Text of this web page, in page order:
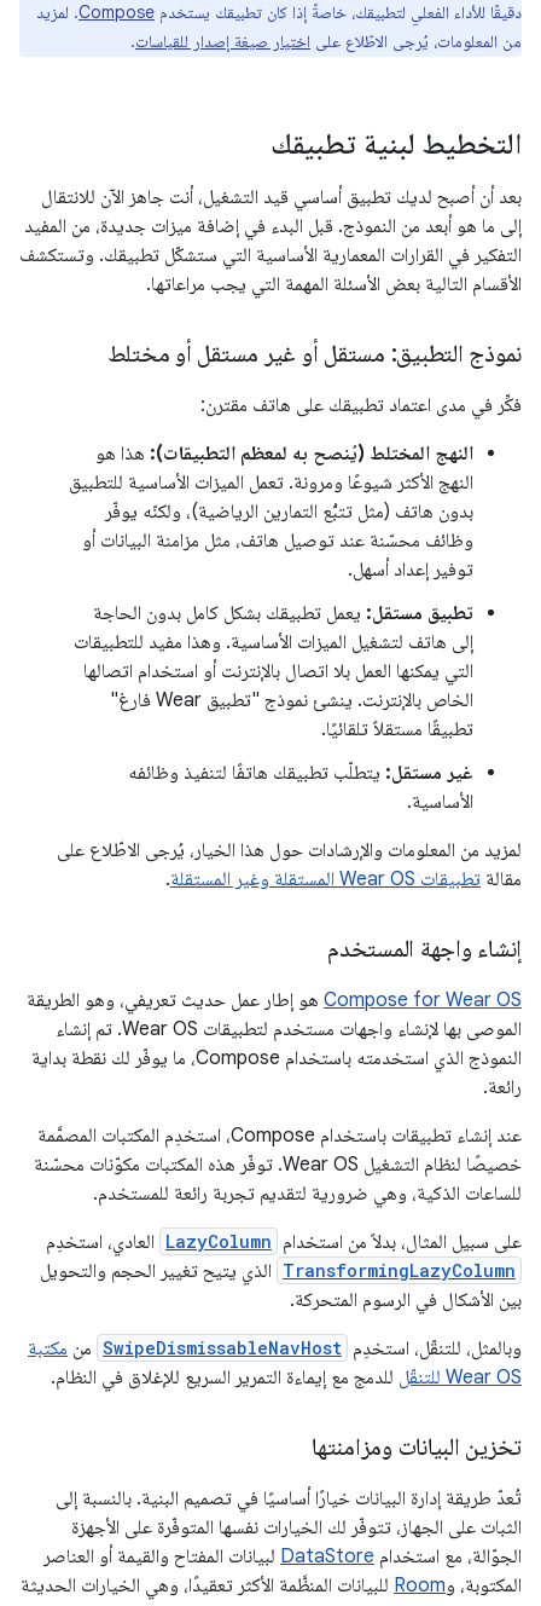
دقيقًا للأداء الفعلي لتطبيقك، خاصةً إذا كان تطبيقك يستخدم Compose. لمزيد
من المعلومات، يُرجى الاطّلاع على اختيار صيغة إصدار للقياسات.
التخطيط لبنية تطبيقك
بعد أن أصبح لديك تطبيق أساسي قيد التشغيل، أنت جاهز الآن للانتقال
إلى ما هو أبعد من النموذج. قبل البدء في إضافة ميزات جديدة، من المفيد
التفكير في القرارات المعمارية الأساسية التي ستشكّل تطبيقك. وتستكشف
الأقسام التالية بعض الأسئلة المهمة التي يجب مراعاتها.
نموذج التطبيق: مستقل أو غير مستقل أو مختلط
فكِّر في مدى اعتماد تطبيقك على هاتف مقترن:
النهج المختلط (يُنصح به لمعظم التطبيقات): هذا هو
النهج الأكثر شيوعًا ومرونة. تعمل الميزات الأساسية للتطبيق
بدون هاتف (مثل تتبُّع التمارين الرياضية)، ولكنّه يوفّر
وظائف محسّنة عند توصيل هاتف، مثل مزامنة البيانات أو
توفير إعداد أسهل.
تطبيق مستقل: يعمل تطبيقك بشكل كامل بدون الحاجة
إلى هاتف لتشغيل الميزات الأساسية. وهذا مفيد للتطبيقات
التي يمكنها العمل بلا اتصال بالإنترنت أو استخدام اتصالها
الخاص بالإنترنت. ينشئ نموذج "تطبيق Wear فارغ"
تطبيقًا مستقلاً تلقائيًا.
غير مستقل: يتطلّب تطبيقك هاتفًا لتنفيذ وظائفه
الأساسية.
لمزيد من المعلومات والإرشادات حول هذا الخيار، يُرجى الاطّلاع على
مقالة تطبيقات Wear OS المستقلة وغير المستقلة .
إنشاء واجهة المستخدم
Compose for Wear OS هو إطار عمل حديث تعريفي، وهو الطريقة
الموصى بها لإنشاء واجهات مستخدم لتطبيقات Wear OS. تم إنشاء
النموذج الذي استخدمته باستخدام Compose، ما يوفّر لك نقطة بداية
رائعة.
عند إنشاء تطبيقات باستخدام Compose، استخدِم المكتبات المصمَّمة
خصيصًا لنظام التشغيل Wear OS. توفّر هذه المكتبات مكوّنات محسّنة
للساعات الذكية، وهي ضرورية لتقديم تجربة رائعة للمستخدم.
على سبيل المثال، بدلاً من استخدام LazyColumn العادي، استخدِم
TransformingLazyColumn الذي يتيح تغيير الحجم والتحويل
بين الأشكال في الرسوم المتحركة.
وبالمثل، للتنقّل، استخدِم SwipeDismissableNavHost من مكتبة
Wear OS للتنقّل
للدمج مع إيماءة التمرير السريع للإغلاق في النظام.
تخزين البيانات ومزامنتها
تُعدّ طريقة إدارة البيانات خيارًا أساسيًا في تصميم البنية. بالنسبة إلى
الثبات على الجهاز، تتوفّر لك الخيارات نفسها المتوفّرة على الأجهزة
الجوّالة، مع استخدام DataStore لبيانات المفتاح والقيمة أو العناصر
المكتوبة، وRoom للبيانات المنظَّمة الأكثر تعقيدًا، وهي الخيارات الحديثة